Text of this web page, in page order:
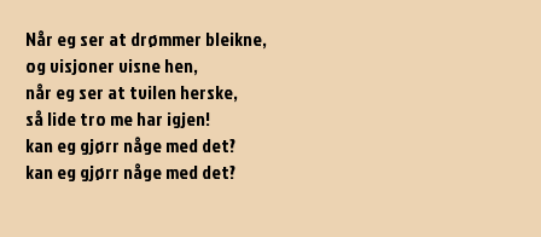
Når eg ser at drømmer bleikne,
og visjoner visne hen,
når eg ser at tvilen herske,
så lide tro me har igjen!
kan eg gjørr någe med det?
kan eg gjørr någe med det?